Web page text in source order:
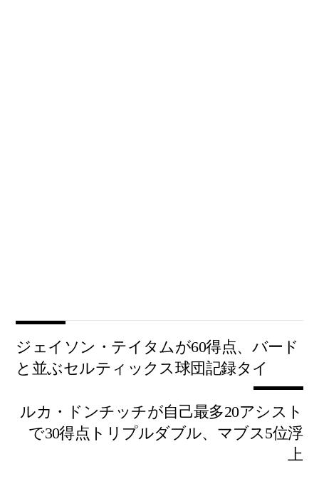
ジェイソン・テイタムが60得点、バード
と並ぶセルティックス球団記録タイ
ルカ・ドンチッチが自己最多20アシスト
で30得点トリプルダブル、マブス5位浮
上